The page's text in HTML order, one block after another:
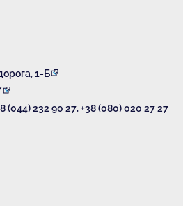
1-Б
(044) 232 90 27,+38 (080) 020 27 27